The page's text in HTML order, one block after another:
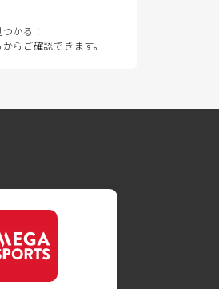
かる！
らご確認できます。